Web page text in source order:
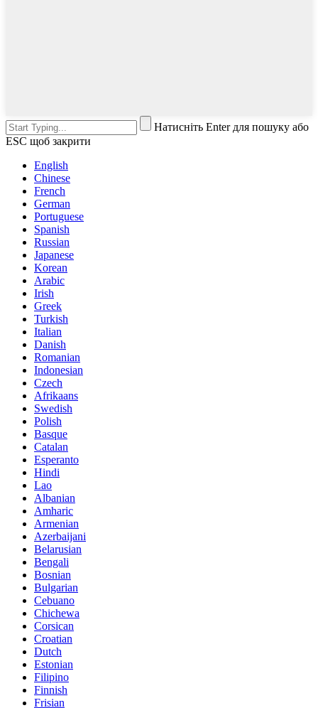
Натисніть Enter для пошуку або
ESC щоб закрити
English
Chinese
French
German
Portuguese
Spanish
Russian
Japanese
Korean
Arabic
Irish
Greek
Turkish
Italian
Danish
Romanian
Indonesian
Czech
Afrikaans
Swedish
Polish
Basque
Catalan
Esperanto
Hindi
Lao
Albanian
Amharic
Armenian
Azerbaijani
Belarusian
Bengali
Bosnian
Bulgarian
Cebuano
Chichewa
Corsican
Croatian
Dutch
Estonian
Filipino
Finnish
Frisian